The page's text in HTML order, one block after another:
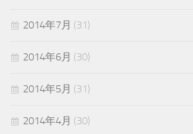
2014年7月 (31)
2014年6月 (30)
2014年5月 (31)
2014年4月 (30)